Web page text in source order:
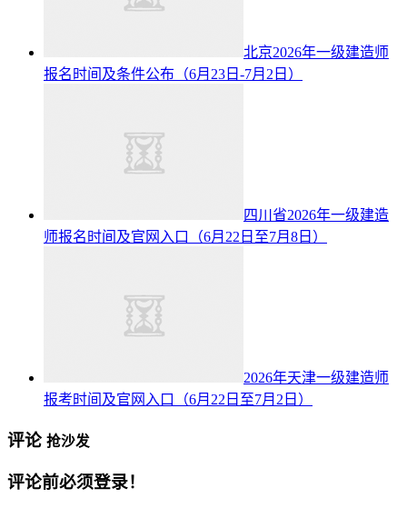
北京2026年一级建造师
报名时间及条件公布（6月23日-7月2日）
四川省2026年一级建造
师报名时间及官网入口（6月22日至7月8日）
2026年天津一级建造师
报考时间及官网入口（6月22日至7月2日）
评论 抢沙发
评论前必须登录！